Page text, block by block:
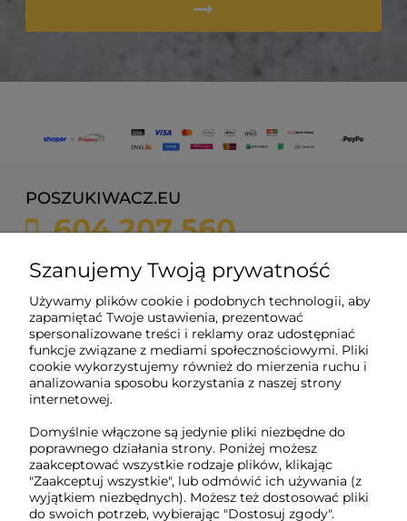
POSZUKIWACZ.EU
604 207 560
ul. Żychonia 9,
85-791 Bydgoszcz,
woj. kujawsko-pomorskie
NIP: 5882358633
REGON: 221079690
O nas
Obsługa klienta
Szanujemy Twoją prywatność
Używamy plików cookie i podobnych technologii, aby
zapamiętać Twoje ustawienia, prezentować
spersonalizowane treści i reklamy oraz udostępniać
funkcje związane z mediami społecznościowymi. Pliki
cookie wykorzystujemy również do mierzenia ruchu i
analizowania sposobu korzystania z naszej strony
internetowej.
Domyślnie włączone są jedynie pliki niezbędne do
poprawnego działania strony. Poniżej możesz
zaakceptować wszystkie rodzaje plików, klikając
"Zaakceptuj wszystkie", lub odmówić ich używania (z
wyjątkiem niezbędnych). Możesz też dostosować pliki
do swoich potrzeb, wybierając "Dostosuj zgody".